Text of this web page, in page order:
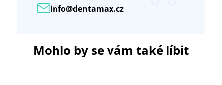
info@dentamax.cz
Mohlo by se vám také líbit